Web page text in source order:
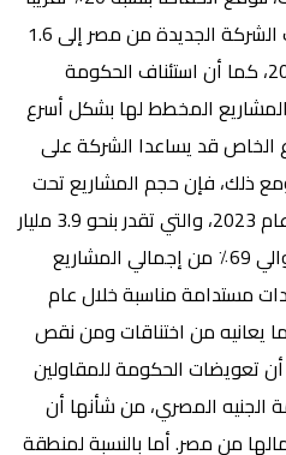
على أساس سنوي في تعاقدات الشركة الجديدة من مصر إلى 1.6
مليار دولار أمريكي في عام 2024، كما أن استئناف الحكومة
المشاريع المخطط لها بشكل أسرع
الخاص قد يساعدا الشركة على
ذلك، فإن حجم المشاريع تحت
التنفيذ المتوقعة من مصر في عام 2023، والتي تقدر بنحو 3.9 مليار
دولار أمريكي، وهو ما يمثل حوالي 69٪ من إجمالي المشاريع
مستدامة مناسبة خلال عام
ما يعانيه من اختناقات ومن نقص
تعويضات الحكومة للمقاولين
الجنيه المصري، من شأنها أن
من مصر. أما بالنسبة لمنطقة